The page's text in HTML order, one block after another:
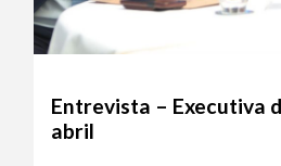
Entrevista – Executiva
abril